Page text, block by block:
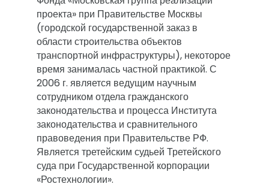
проекта» при Правительстве Москвы
(городской государственной заказ в
области строительства объектов
транспортной инфраструктуры), некоторое
время занималась частной практикой. С
2006 г. является ведущим научным
сотрудником отдела гражданского
законодательства и процесса Института
законодательства и сравнительного
правоведения при Правительстве РФ.
Является третейским судьей Третейского
суда при Государственной корпорации
«Ростехнологии».